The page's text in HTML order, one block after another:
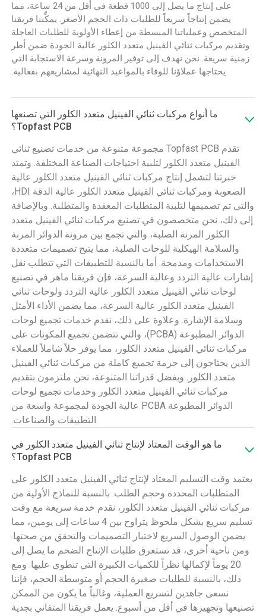
على إنتاج ما يصل إلى 1000 قطعة في أقل من 24 ساعة، مما
يضمن إنتاجاً سريعاً للطلبات ذات الحجم الأصغر. يمكِّننا فريقنا
المتخصص وعملياتنا المبسطة من إعطاء الأولوية للطلبات العاجلة
وتقديم مركبات ثنائي الفينيل متعدد الكلور عالية الجودة ضمن أطر
زمنية سريعة. نحن نهدف إلى توفير المرونة وسرعة الاستجابة التي
يحتاجها عملاؤنا للوفاء بالمواعيد النهائية لمشاريعهم بفعالية.
ما أنواع مركبات ثنائي الفينيل متعدد الكلور التي تصنعها
Topfast PCB؟
تقدم Topfast PCB مجموعة متنوعة من خدمات تصنيع ثنائي
الفينيل متعدد الكلور لتلبية احتياجات الصناعة المختلفة. وتمتد
خبرتنا لتشمل إنتاج مركبات ثنائي الفينيل متعدد الكلور عالية
الصعوبة ومركبات ثنائي الفينيل متعدد الكلور عالية الدقة HDI،
والتي تم تصميمها لتلبية المتطلبات المعقدة والمتطلبة. وبالإضافة
إلى ذلك، نحن متخصصون في تصنيع مركبات ثنائي الفينيل متعدد
الكلور المرنة الصلبة، والتي تجمع بين مرونة الدوائر المرنة
والسلامة الهيكلية للوحات الصلبة، مما يتيح تصميمات متعددة
الاستخدامات ومدمجة. أما بالنسبة للتطبيقات التي تتطلب نقل
إشارات عالية التردد وعالية السرعة، فإن فريقنا ماهر في تصنيع
لوحات ثنائي الفينيل متعدد الكلور عالية التردد ولوحات ثنائي
الفينيل متعدد الكلور عالية السرعة، مما يضمن الأداء الأمثل
وسلامة الإشارة. وعلاوة على ذلك، نقدم خدمات تجميع لوحات
الدوائر المطبوعة (PCBA)، والتي تتضمن تجميع المكونات على
مركبات ثنائي الفينيل متعدد الكلور، مما يوفر حلاً شاملاً للعملاء
الذين يحتاجون إلى حزمة تجميع كاملة من مركبات ثنائي الفينيل
متعدد الكلور. وبفضل قدراتنا المتنوعة، نحن ملتزمون بتقديم
مركبات ثنائي الفينيل متعدد الكلور وخدمات تجميع لوحات
الدوائر المطبوعة PCBA عالية الجودة لمجموعة واسعة من
التطبيقات والصناعات.
ما هو الوقت المعتاد لإنتاج ثنائي الفينيل متعدد الكلور في
Topfast PCB؟
يعتمد وقت التسليم المعتاد لإنتاج ثنائي الفينيل متعدد الكلور على
المتطلبات المحددة وحجم الطلب. بالنسبة للنماذج الأولية من
مركبات ثنائي الفينيل متعدد الكلور، نقدم خدمة سريعة مع وقت
تسليم سريع بشكل ملحوظ يتراوح بين 4 ساعات إلى يومين، مما
يضمن الوصول السريع لاختبار التصميمات والتحقق من صحتها.
ومن ناحية أخرى، قد تستغرق طلبات الإنتاج الضخم ما يصل إلى
20 يوماً لإكمالها نظراً للكميات الكبيرة التي تنطوي عليها. ومع
ذلك، بالنسبة للطلبات صغيرة الحجم أو متوسطة الحجم، فإننا
نسعى جاهدين لتسريع العملية، وغالباً ما يكون من الممكن
تصنيعها وتجهيزها في أقل من أسبوع. يعمل فريقنا المتفاني بجدية